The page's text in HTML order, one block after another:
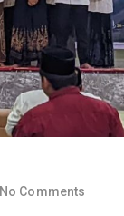
No Comments